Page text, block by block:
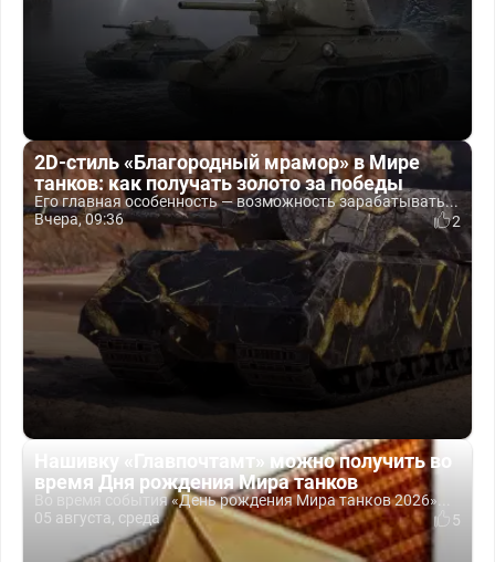
2D-стиль «Благородный мрамор» в Мире
танков: как получать золото за победы
Его главная особенность — возможность зарабатывать...
Вчера, 09:36
2
Нашивку «Главпочтамт» можно получить во
время Дня рождения Мира танков
Во время события «День рождения Мира танков 2026»...
05 августа, среда
5